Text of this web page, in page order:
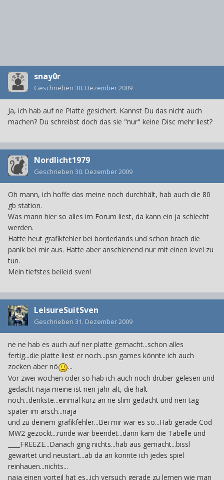
snay0r
Geschrieben 30. Dezember 2009
Ja, ich hab auf ne Platte gesichert. Kannst Du das nicht auch
machen? Du schreibst doch das sie "nur" keine Disc mehr liest?
Nordlicht1979
Geschrieben 30. Dezember 2009
Oh mann, ich hoffe das meine noch durchhält, hab auch die 80
gb station.
Was mann hier so alles im Forum liest, da kann ein ja schlecht
werden.
Hatte heut grafikfehler bei borderlands und schon brach die
panik bei mir aus. Hatte aber anschienend nur mit einen level zu
tun.
Mein tiefstes beileid sven!
LeisureSuitSven
Geschrieben 31. Dezember 2009
ne ne hab es auch auf ner platte gemacht...schon alles
fertig...die platte liest er noch...psn games könnte ich auch
zocken aber nö
...
Vor zwei wochen oder so hab ich auch noch drüber gelesen und
gedacht naja meine ist nen jahr alt, die hält
noch...denkste...einmal kurz an ne slim gedacht und nen tag
später im arsch...naja
und zu deinem grafikfehler...Bei mir war es so...Hab gerade Cod
MW2 gezockt...runde war beendet...dann kam die Tabelle und
____FREEZE...Danach ging nichts...hab aus gemacht...bissl
gewartet und neustart...ab da an konnte ich jedes spiel
reinhauen...nichts...
naja einen vorteil hat es...ich versuch gerade zu lernen wie man